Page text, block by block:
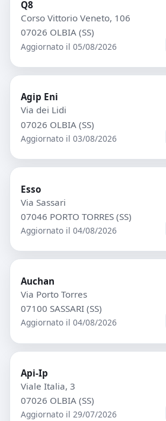
Q8
Corso Vittorio Veneto, 106
07026 OLBIA (SS)
Aggiornato il 05/08/2026
Agip Eni
Via dei Lidi
07026 OLBIA (SS)
Aggiornato il 03/08/2026
Esso
Via Sassari
07046 PORTO TORRES (SS)
Aggiornato il 04/08/2026
Auchan
Via Porto Torres
07100 SASSARI (SS)
Aggiornato il 04/08/2026
Api-Ip
Viale Italia, 3
07026 OLBIA (SS)
Aggiornato il 29/07/2026